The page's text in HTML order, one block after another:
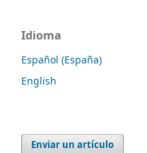
Idioma
Español (España)
English
Enviar un artículo